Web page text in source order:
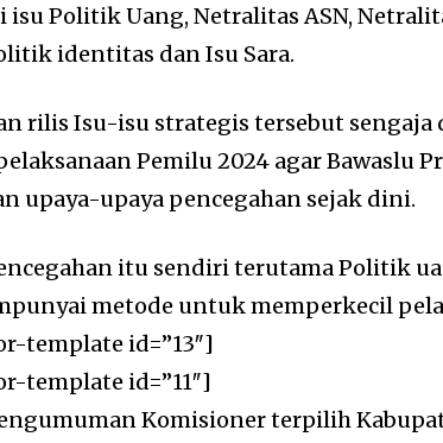
isu Politik Uang, Netralitas ASN,
identitas dan Isu Sara.
rilis Isu-isu strategis tersebut
Pemilu 2024 agar Bawaslu
upaya-upaya pencegahan sejak dini.
itu sendiri terutama Politik
metode untuk memperkecil
template id=”13″]
template id=”11″]
Komisioner terpilih